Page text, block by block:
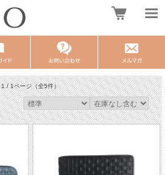
1 / 1ページ（全5件）